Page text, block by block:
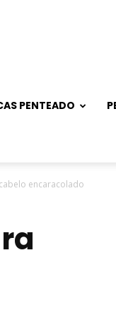
PENTEADO
encaracolado